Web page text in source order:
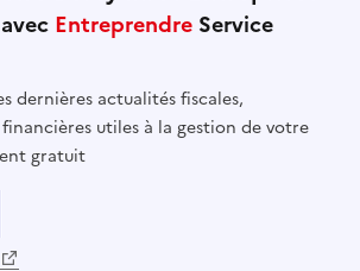
Entreprendre Service
dernières actualités fiscales,
utiles à la gestion de votre
gratuit